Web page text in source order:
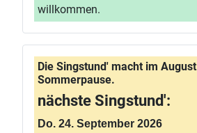
willkommen.
Die Singstund' macht im August
Sommerpause.
nächste Singstund':
Do. 24. September 2026